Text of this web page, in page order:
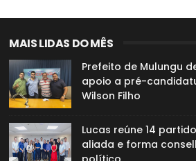
MAIS LIDAS DO MÊS
Prefeito de Mulungu
apoio a pré-
Wilson Filho
Lucas reúne 14
aliada e forma